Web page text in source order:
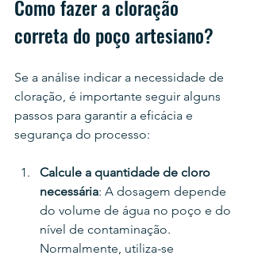
Como fazer a cloração
correta do poço artesiano?
Se a análise indicar a necessidade de
cloração, é importante seguir alguns
passos para garantir a eficácia e
segurança do processo:
Calcule a quantidade de cloro
necessária: A dosagem depende
do volume de água no poço e do
nível de contaminação.
Normalmente, utiliza-se